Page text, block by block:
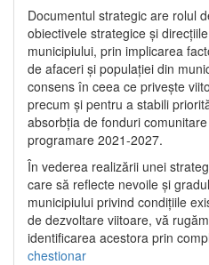
Documentul strategic are rolul
obiectivele strategice și
municipiului, prin implicarea
de afaceri și populației din
consens în ceea ce privește
precum și pentru a stabili
absorbția de fonduri
programare 2021-2027.
În vederea realizării unei
care să reflecte nevoile și
municipiului privind condițiile
de dezvoltare viitoare, vă
identificarea acestora prin
chestionar